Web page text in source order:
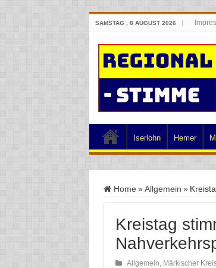
SAMSTAG , 8 AUGUST 2026
Iserlohn Hemer
Home » Allgemein »
Kreistag
Allgemein, Märkischer